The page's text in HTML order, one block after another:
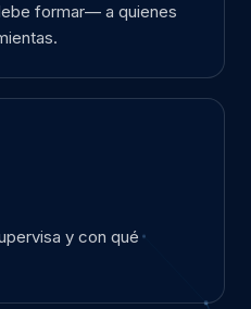
formar— a quienes
y con qué